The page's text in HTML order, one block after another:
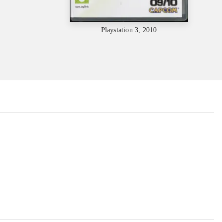
Playstation 3, 2010